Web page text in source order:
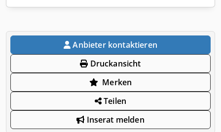
Anbieter kontaktieren
Druckansicht
Merken
Teilen
Inserat melden